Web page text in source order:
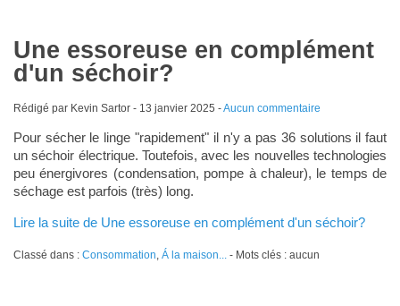
Une essoreuse en complément
d'un séchoir?
Rédigé par Kevin Sartor - 13 janvier 2025 -Aucun commentaire
Pour sécher le linge "rapidement" il n'y a pas 36 solutions il faut
un séchoir électrique. Toutefois, avec les nouvelles technologies
peu énergivores (condensation, pompe à chaleur), le temps de
séchage est parfois (très) long.
Lire la suite de Une essoreuse en complément d'un séchoir?
Classé dans : Consommation, Á la maison...- Mots clés : aucun